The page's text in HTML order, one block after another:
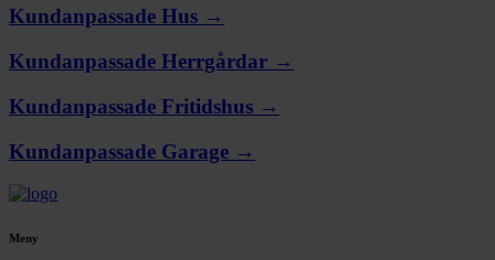
Kundanpassade Hus →
Kundanpassade Herrgårdar →
Kundanpassade Fritidshus →
Kundanpassade Garage →
Meny